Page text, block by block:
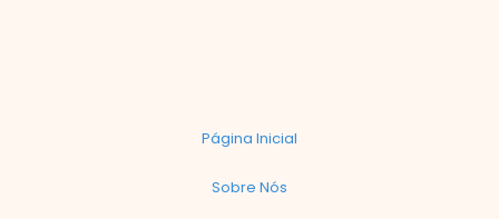
Página Inicial
Sobre Nós